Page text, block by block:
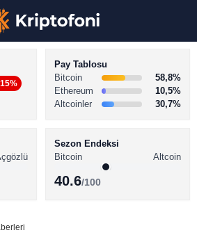
Pay Tablosu
Bitcoin
58,8%
Ethereum
10,5%
Altcoinler
30,7%
Sezon Endeksi
Bitcoin
Altcoin
40.6/100